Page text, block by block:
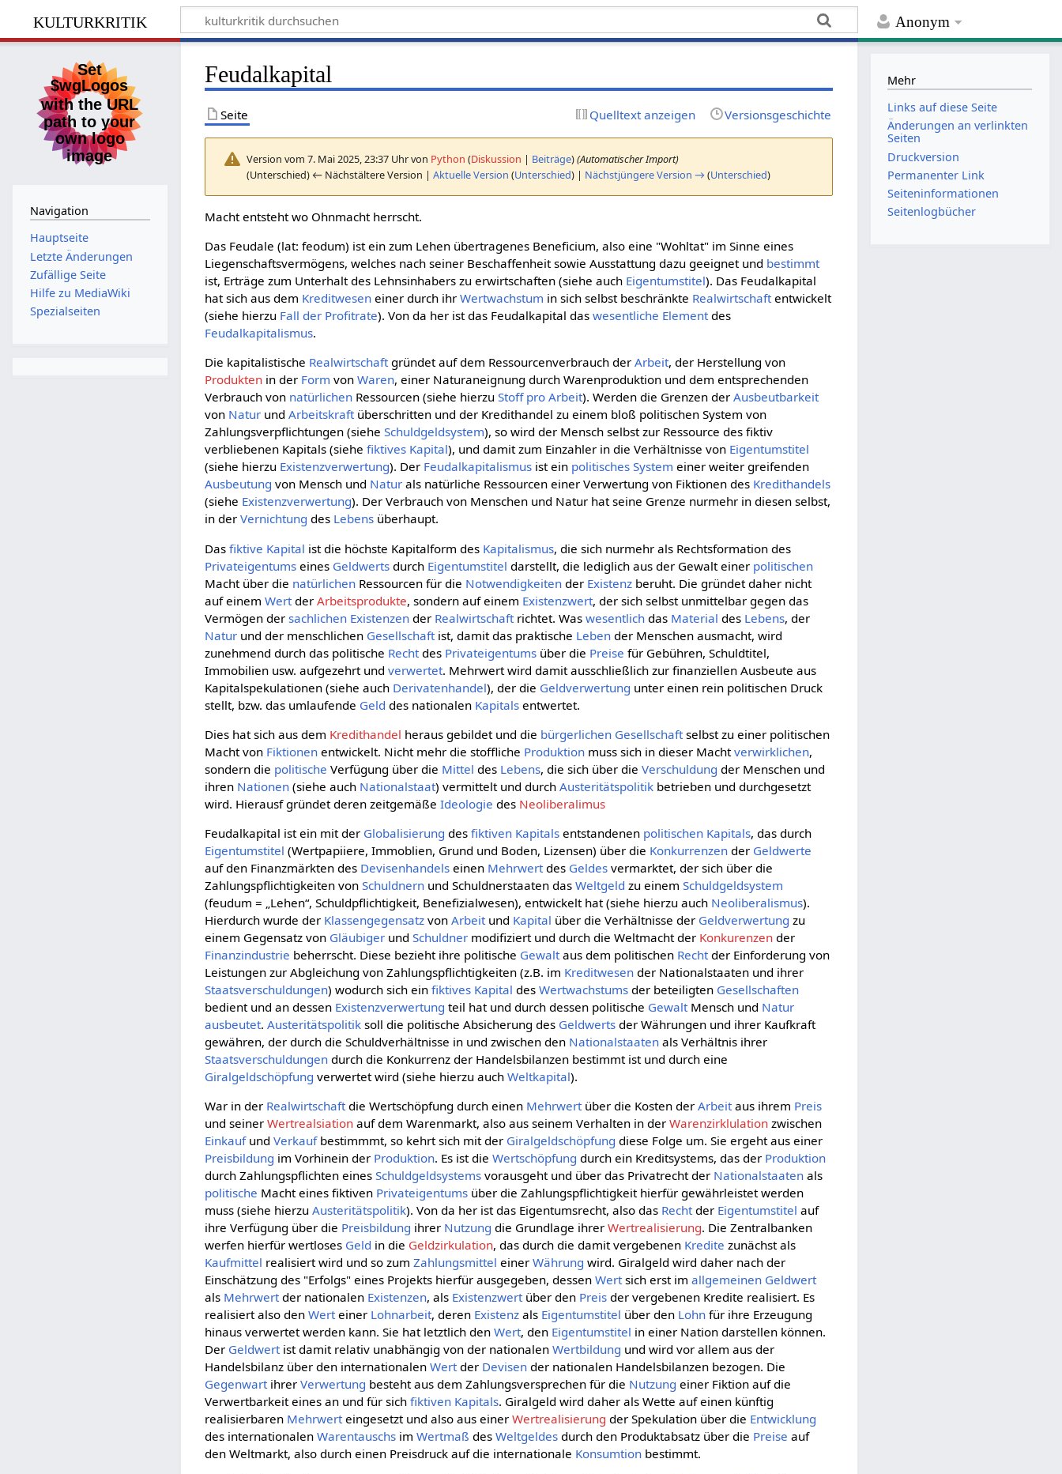
Anonym
kulturkritik
Feudalkapital
Seite Quelltext anzeigen Versionsgeschichte
Version vom 7. Mai 2025, 23:37 Uhr von Python (Diskussion | Beiträge)(Automatischer Import)
(Unterschied) ← Nächstältere Version |Aktuelle Version (Unterschied) | Nächstjüngere Version → (Unterschied)
Macht entsteht wo Ohnmacht herrscht.
Das Feudale (lat: feodum) ist ein zum Lehen übertragenes Beneficium, also eine "Wohltat" im Sinne eines
Liegenschaftsvermögens, welches nach seiner Beschaffenheit sowie Ausstattung dazu geeignet und bestimmt
ist, Erträge zum Unterhalt des Lehnsinhabers zu erwirtschaften (siehe auch Eigentumstitel). Das Feudalkapital
hat sich aus dem Kreditwesen einer durch ihrWertwachstum in sich selbst beschränkte Realwirtschaftentwickelt
(siehe hierzu Fall der Profitrate). Von da her ist das Feudalkapital daswesentliche Elementdes
Feudalkapitalismus.
Die kapitalistische Realwirtschaftgründet auf dem Ressourcenverbrauch derArbeit, der Herstellung von
Produkten in der Form vonWaren, einer Naturaneignung durch Warenproduktion und dem entsprechenden
Verbrauch von natürlichen Ressourcen (siehe hierzuStoff pro Arbeit). Werden die Grenzen derAusbeutbarkeit
von Natur undArbeitskraftüberschritten und der Kredithandel zu einem bloß politischen System von
Zahlungsverpflichtungen (sieheSchuldgeldsystem), so wird der Mensch selbst zur Ressource des fiktiv
verbliebenen Kapitals (siehefiktives Kapital), und damit zum Einzahler in die Verhältnisse von Eigentumstitel
(siehe hierzu Existenzverwertung). Der Feudalkapitalismus ist ein politisches System einer weiter greifenden
Ausbeutung von Mensch und Natur als natürliche Ressourcen einer Verwertung von Fiktionen des Kredithandels
(siehe Existenzverwertung). Der Verbrauch von Menschen und Natur hat seine Grenze nurmehr in diesen selbst,
in derVernichtung des Lebens überhaupt.
Dasfiktive Kapital ist die höchste Kapitalform des Kapitalismus, die sich nurmehr als Rechtsformation des
Privateigentums eines Geldwerts durch Eigentumstitel darstellt, die lediglich aus der Gewalt einer politischen
Macht über die natürlichen Ressourcen für die Notwendigkeiten der Existenz beruht. Die gründet daher nicht
auf einemWert derArbeitsprodukte, sondern auf einem Existenzwert, der sich selbst unmittelbar gegen das
Vermögen dersachlichen Existenzen der Realwirtschaft richtet. Waswesentlich das Material des Lebens, der
Natur und der menschlichen Gesellschaft ist, damit das praktische Leben der Menschen ausmacht, wird
zunehmend durch das politische Recht des Privateigentums über die Preise für Gebühren, Schuldtitel,
Immobilien usw. aufgezehrt undverwertet. Mehrwert wird damit ausschließlich zur finanziellen Ausbeute aus
Kapitalspekulationen (siehe auch Derivatenhandel), der die Geldverwertung unter einen rein politischen Druck
stellt, bzw. das umlaufende Geld des nationalen Kapitals entwertet.
Dies hat sich aus dem Kredithandel heraus gebildet und die bürgerlichen Gesellschaft selbst zu einer politischen
Macht von Fiktionen entwickelt. Nicht mehr die stoffliche Produktion muss sich in dieser Machtverwirklichen,
sondern die politische Verfügung über die Mittel des Lebens, die sich über dieVerschuldung der Menschen und
ihren Nationen (siehe auch Nationalstaat) vermittelt und durchAusteritätspolitik betrieben und durchgesetzt
wird. Hierausf gründet deren zeitgemäßeIdeologie des Neoliberalimus
Feudalkapital ist ein mit der Globalisierung desfiktiven Kapitals entstandenen politischen Kapitals, das durch
Eigentumstitel (Wertpapiiere, Immoblien, Grund und Boden, Lizensen) über die Konkurrenzen der Geldwerte
auf den Finanzmärkten des Devisenhandels einen Mehrwert des Geldes vermarktet, der sich über die
Zahlungspflichtigkeiten vonSchuldnern und Schuldnerstaaten dasWeltgeld zu einemSchuldgeldsystem
(feudum = „Lehen“, Schuldpflichtigkeit, Benefizialwesen), entwickelt hat (siehe hierzu auch Neoliberalismus).
Hierdurch wurde der Klassengegensatz vonArbeit und Kapital über die Verhältnisse der Geldverwertung zu
einem Gegensatz von Gläubiger undSchuldner modifiziert und durch die Weltmacht der Konkurenzen der
Finanzindustrie beherrscht. Diese bezieht ihre politische Gewalt aus dem politischen Recht der Einforderung von
Leistungen zur Abgleichung von Zahlungspflichtigkeiten (z.B. im Kreditwesen der Nationalstaaten und ihrer
Staatsverschuldungen) wodurch sich einfiktives Kapital desWertwachstums der beteiligten Gesellschaften
bedient und an dessen Existenzverwertung teil hat und durch dessen politische Gewalt Mensch und Natur
ausbeutet.Austeritätspolitik soll die politische Absicherung des Geldwerts der Währungen und ihrer Kaufkraft
gewähren, der durch die Schuldverhältnisse in und zwischen den Nationalstaaten als Verhältnis ihrer
Staatsverschuldungen durch die Konkurrenz der Handelsbilanzen bestimmt ist und durch eine
Giralgeldschöpfung verwertet wird (siehe hierzu auchWeltkapital).
War in der Realwirtschaftdie Wertschöpfung durch einen Mehrwertüber die Kosten derArbeitaus ihrem Preis
und seinerWertrealsiation auf dem Warenmarkt, also aus seinem Verhalten in derWarenzirklulation zwischen
EinkaufundVerkaufbestimmmt, so kehrt sich mit der Giralgeldschöpfung diese Folge um. Sie ergeht aus einer
Preisbildung im Vorhinein der Produktion. Es ist dieWertschöpfung durch ein Kreditsystems, das der Produktion
durch Zahlungspflichten einesSchuldgeldsystems vorausgeht und über das Privatrecht der Nationalstaaten als
politische Macht eines fiktiven Privateigentums über die Zahlungspflichtigkeit hierfür gewährleistet werden
muss (siehe hierzuAusteritätspolitik). Von da her ist das Eigentumsrecht, also das Rechtder Eigentumstitel auf
ihre Verfügung über die Preisbildung ihrer Nutzung die Grundlage ihrerWertrealisierung. Die Zentralbanken
werfen hierfür wertloses Geld in die Geldzirkulation, das durch die damit vergebenen Kredite zunächst als
Kaufmittel realisiert wird und so zumZahlungsmittel einerWährung wird. Giralgeld wird daher nach der
Einschätzung des "Erfolgs" eines Projekts hierfür ausgegeben, dessenWertsich erst imallgemeinen Geldwert
als Mehrwertder nationalen Existenzen, als Existenzwertüber den Preis der vergebenen Kredite realisiert. Es
realisiert also denWerteiner Lohnarbeit, deren Existenz als Eigentumstitel über den Lohn für ihre Erzeugung
hinaus verwertet werden kann. Sie hat letztlich denWert, den Eigentumstitel in einer Nation darstellen können.
Der Geldwertist damit relativ unabhängig von der nationalenWertbildung und wird vor allem aus der
Handelsbilanz über den internationalenWertder Devisen der nationalen Handelsbilanzen bezogen. Die
GegenwartihrerVerwertung besteht aus dem Zahlungsversprechen für die Nutzung einer Fiktion auf die
Verwertbarkeit eines an und für sichfiktiven Kapitals. Giralgeld wird daher als Wette auf einen künftig
realisierbaren Mehrwerteingesetzt und also aus einerWertrealisierung der Spekulation über die Entwicklung
des internationalenWarentauschs imWertmaß desWeltgeldes durch den Produktabsatz über die Preise auf
den Weltmarkt, also durch einen Preisdruck auf die internationale Konsumtion bestimmt.
Navigation
Hauptseite
Letzte Änderungen
Zufällige Seite
Hilfe zu MediaWiki
Spezialseiten
Mehr
Links auf diese Seite
Änderungen an verlinkten
Seiten
Druckversion
Permanenter Link
Seiten­­informationen
Seitenlogbücher